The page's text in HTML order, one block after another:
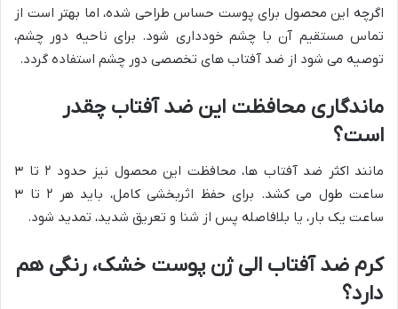
اگرچه این محصول برای پوست حساس طراحی شده، اما بهتر است از
تماس مستقیم آن با چشم خودداری شود. برای ناحیه دور چشم،
توصیه می شود از ضد آفتاب های تخصصی دور چشم استفاده گردد.
ماندگاری محافظت این ضد آفتاب چقدر
است؟
مانند اکثر ضد آفتاب ها، محافظت این محصول نیز حدود ۲ تا ۳
ساعت طول می کشد. برای حفظ اثربخشی کامل، باید هر ۲ تا ۳
ساعت یک بار، یا بلافاصله پس از شنا و تعریق شدید، تمدید شود.
کرم ضد آفتاب الی ژن پوست خشک، رنگی هم
دارد؟